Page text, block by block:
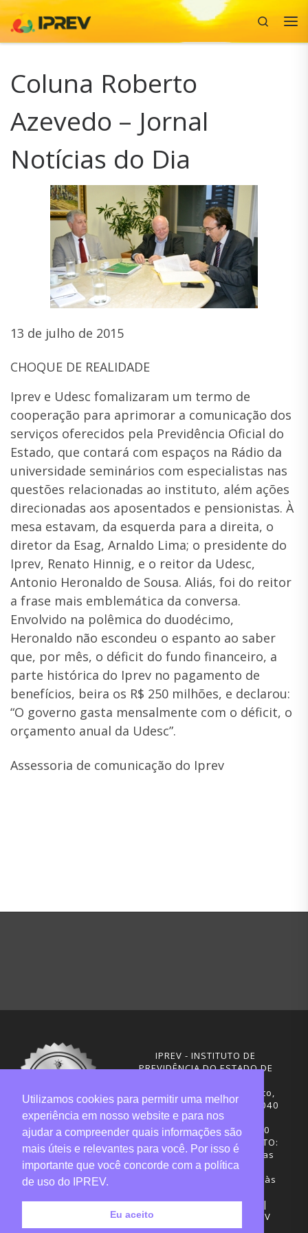
Skip to content
Search
Coluna Roberto
Azevedo – Jornal
Notícias do Dia
13 de julho de 2015
CHOQUE DE REALIDADE
Iprev e Udesc fomalizaram um termo de
cooperação para aprimorar a comunicação dos
serviços oferecidos pela Previdência Oficial do
Estado, que contará com espaços na Rádio da
universidade seminários com especialistas nas
questões relacionadas ao instituto, além ações
direcionadas aos aposentados e pensionistas. À
mesa estavam, da esquerda para a direita, o
diretor da Esag, Arnaldo Lima; o presidente do
Iprev, Renato Hinnig, e o reitor da Udesc,
Antonio Heronaldo de Sousa. Aliás, foi do reitor
a frase mais emblemática da conversa.
Envolvido na polêmica do duodécimo,
Heronaldo não escondeu o espanto ao saber
que, por mês, o déficit do fundo financeiro, a
parte histórica do Iprev no pagamento de
benefícios, beira os R$ 250 milhões, e declarou:
“O governo gasta mensalmente com o déficit, o
orçamento anual da Udesc”.
Assessoria de comunicação do Iprev
IPREV - INSTITUTO DE
PREVIDÊNCIA DO ESTADO DE
Rua Visconde de Ouro Preto,
291 – Centro - CEP: 88020-040
Florianópolis - SC
Telefones: (48) 3665-4600
HORÁRIO DE FUNCIONAMENTO:
Central de Atendimento: das
12h30 às 18h
Sede administrativa: 7h30 às
Desenvolvimento: CIASC |
Gestão do conteúdo: IPREV
Utilizamos cookies para permitir uma melhor
experiência em nosso website e para nos
ajudar a compreender quais informações são
mais úteis e relevantes para você. Por isso é
importante que você concorde com a política
de uso do IPREV.
Eu aceito